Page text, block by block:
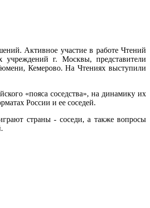
Активное участие в работе Чтений
учреждений г. Москвы, представители
Кемерово. На Чтениях выступили
«пояса соседства», на динамику их
России и ее соседей.
страны - соседи, а также вопросы